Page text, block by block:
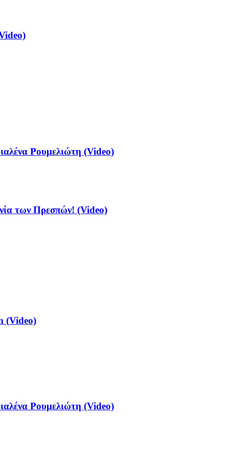
Ρουμελιώτη (Video)
των Πρεσπών! (Video)
(Video)
Ρουμελιώτη (Video)